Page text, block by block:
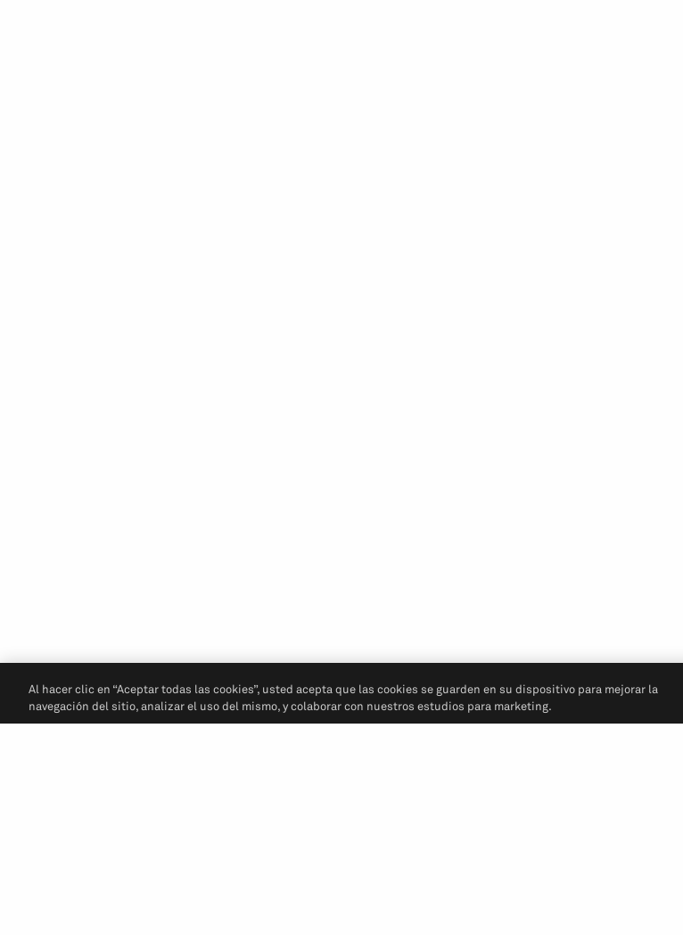
Al hacer clic en “Aceptar todas las cookies”, usted acepta que las cookies se guarden en su dispositivo para mejorar la
navegación del sitio, analizar el uso del mismo, y colaborar con nuestros estudios para marketing.